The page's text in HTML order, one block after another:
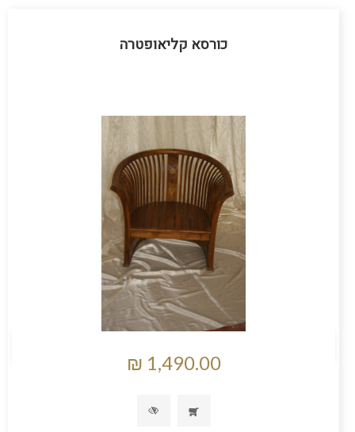
כורסא קליאופטרה
‏1,490.00 ₪